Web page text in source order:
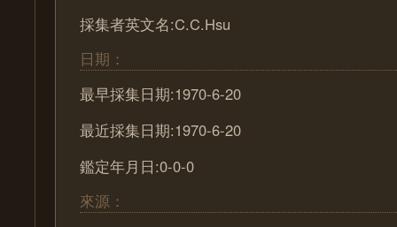
採集者英文名:C.C.Hsu
日期：
最早採集日期:1970-6-20
最近採集日期:1970-6-20
鑑定年月日:0-0-0
來源：